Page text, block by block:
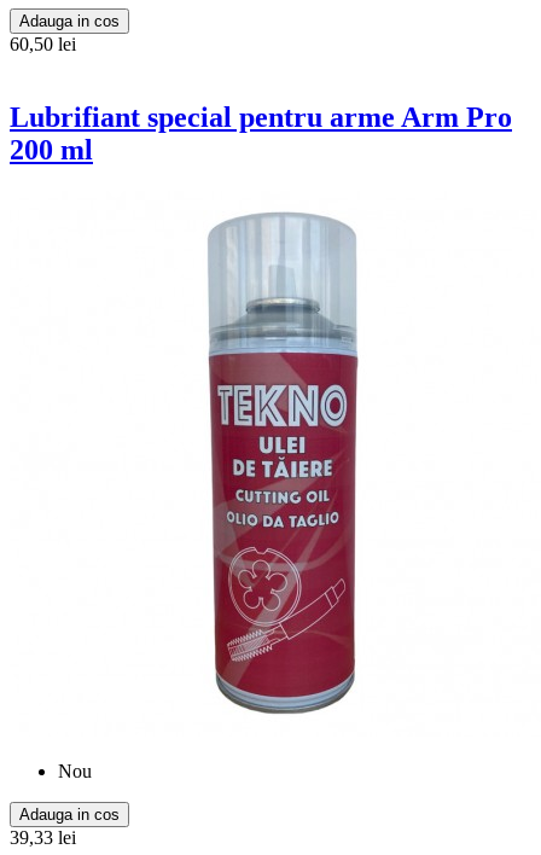
Adauga in cos
60,50 lei
Lubrifiant special pentru arme Arm Pro
200 ml
Nou
Adauga in cos
39,33 lei